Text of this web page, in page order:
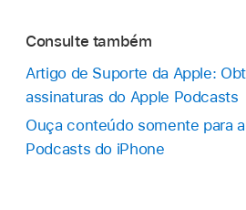
Consulte também
Artigo de Suporte da Apple:
assinaturas do Apple Podcasts
Ouça conteúdo somente para
Podcasts do iPhone